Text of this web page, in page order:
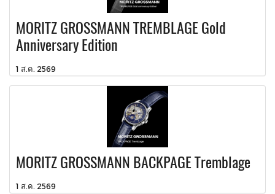
MORITZ GROSSMANN TREMBLAGE Gold
Anniversary Edition
1 ส.ค. 2569
MORITZ GROSSMANN BACKPAGE Tremblage
1 ส.ค. 2569